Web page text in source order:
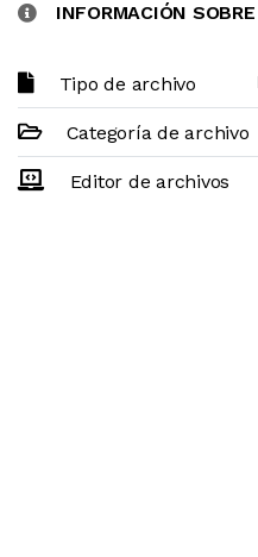
INFORMACIÓN
Tipo de archivo
Categoría de archivo
Editor de archivos